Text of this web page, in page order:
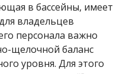
в бассейны, имеет
владельцев
персонала важно
щелочной баланс
уровня. Для этого